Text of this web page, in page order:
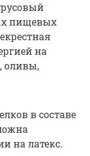
пищевых
на
оливы,
в составе
на латекс.